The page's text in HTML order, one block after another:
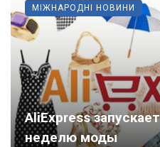
AliExpress
неделю моды
МІЖНАРОДНІ НОВИНИ